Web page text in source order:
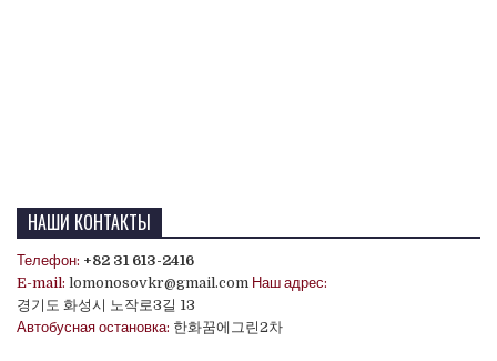
НАШИ КОНТАКТЫ
Телефон: +82 31 613-2416
E-mail: lomonosovkr@gmail.com Наш адрес:
경기도 화성시 노작로3길 13
Автобусная остановка: 한화꿈에그린2차